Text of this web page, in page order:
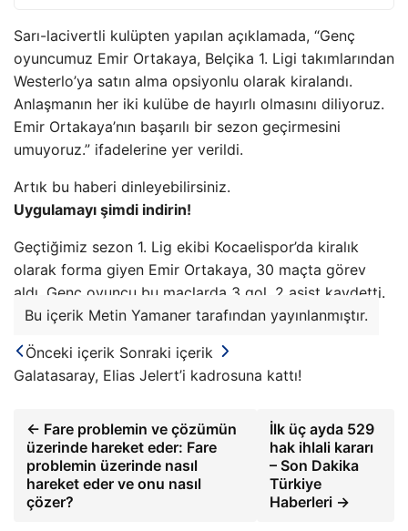
Sarı-lacivertli kulüpten yapılan açıklamada, “Genç
oyuncumuz Emir Ortakaya, Belçika 1. Ligi takımlarından
Westerlo’ya satın alma opsiyonlu olarak kiralandı.
Anlaşmanın her iki kulübe de hayırlı olmasını diliyoruz.
Emir Ortakaya’nın başarılı bir sezon geçirmesini
umuyoruz.” ifadelerine yer verildi.
Artık bu haberi dinleyebilirsiniz.
Uygulamayı şimdi indirin!
Geçtiğimiz sezon 1. Lig ekibi Kocaelispor’da kiralık
olarak forma giyen Emir Ortakaya, 30 maçta görev
aldı. Genç oyuncu bu maçlarda 3 gol, 2 asist kaydetti.
Bu içerik Metin Yamaner tarafından yayınlanmıştır.
Önceki içerik Sonraki içerik
Galatasaray, Elias Jelert’i kadrosuna kattı!
← Fare problemin ve çözümün
üzerinde hareket eder: Fare
problemin üzerinde nasıl
hareket eder ve onu nasıl
çözer?
İlk üç ayda 529
hak ihlali kararı
– Son Dakika
Türkiye
Haberleri →